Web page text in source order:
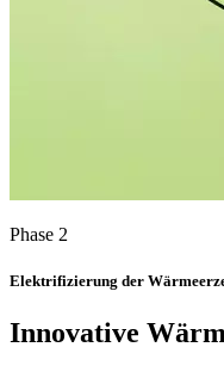
Phase 2
Elektrifizierung der
Innovative